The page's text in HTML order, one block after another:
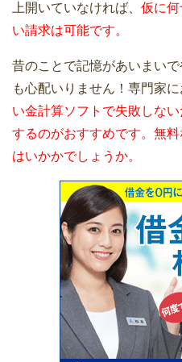
上開いていなければ、 仮に
い請求は可能です。
昔のことで記憶があいまい
も心配いりません！専門家
い金計算ソフトで失敗しな
するのがおすすめです。無
はいかかでしょうか。